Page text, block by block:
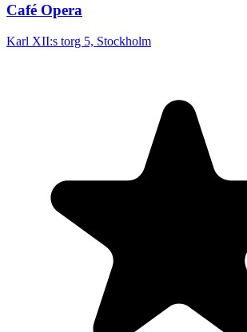
Café Opera
Karl XII:s torg 5, Stockholm